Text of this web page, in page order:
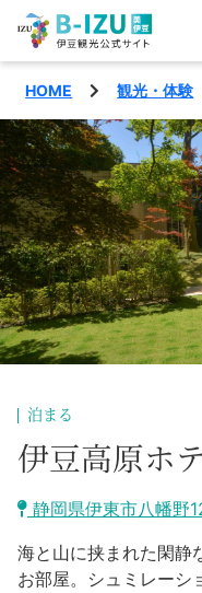
伊豆半島を知る
伊豆のみどころ
みる
あそぶ
あじわう
観光・体験
イベント
エリア
熱海市
沼津市
三島市
特集
旅の計画
モデルコース
宿泊・予約
HOME 観光・体験
泊まる
伊豆高原ホ
静岡県伊東市八幡野
海と山に挟まれた閑静
お部屋。シュミレーシ